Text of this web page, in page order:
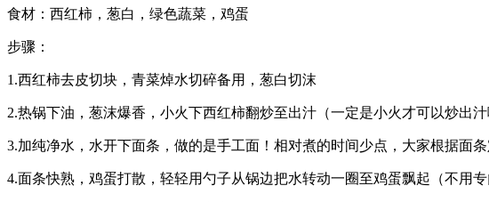
食材：西红柿，葱白，绿色蔬菜，鸡蛋
步骤：
1.西红柿去皮切块，青菜焯水切碎备用，葱白切沫
2.热锅下油，葱沫爆香，小火下西红柿翻炒至出汁（一定是小火才可以炒出汁
3.加纯净水，水开下面条，做的是手工面！相对煮的时间少点，大家根据面条
4.面条快熟，鸡蛋打散，轻轻用勺子从锅边把水转动一圈至鸡蛋飘起（不用专